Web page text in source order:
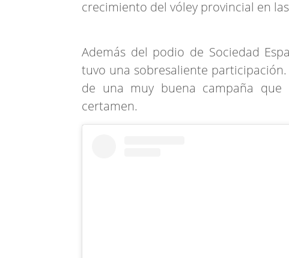
crecimiento del vóley provincial en
Además del podio de Sociedad
tuvo una sobresaliente
de una muy buena campaña
certamen.